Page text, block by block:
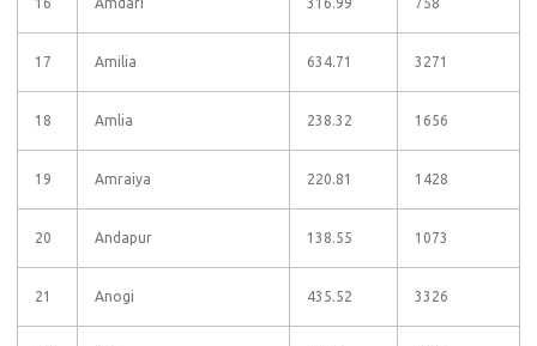
17 Amilia 634.71 3271
18 Amlia 238.32 1656
19 Amraiya 220.81 1428
20 Andapur 138.55 1073
21 Anogi 435.52 3326